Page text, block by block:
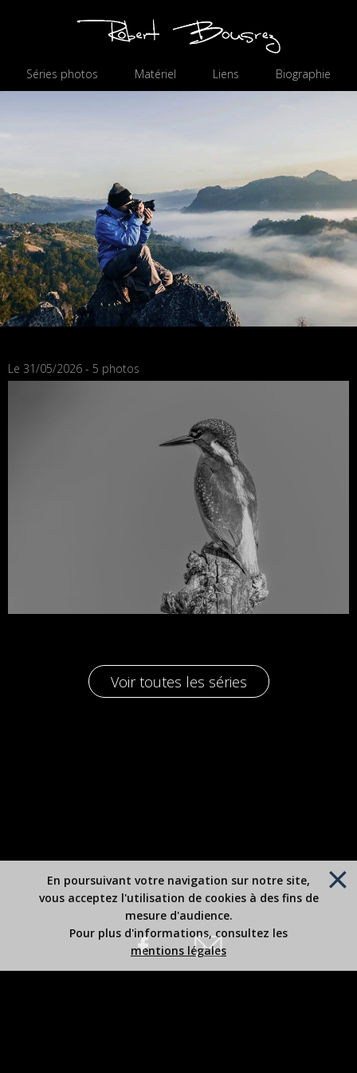
Séries photos Matériel Liens Biographie
Le 31/05/2026 - 5 photos
Voir toutes les séries
En poursuivant votre navigation sur notre site,
vous acceptez l'utilisation de cookies à des fins de
mesure d'audience.
Pour plus d'informations, consultez les
mentions légales